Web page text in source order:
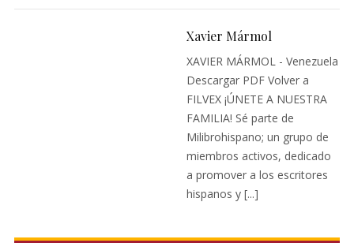
Xavier Mármol
XAVIER MÁRMOL - Venezuela
Descargar PDF Volver a
FILVEX ¡ÚNETE A NUESTRA
FAMILIA! Sé parte de
Milibrohispano; un grupo de
miembros activos, dedicado
a promover a los escritores
hispanos y [...]